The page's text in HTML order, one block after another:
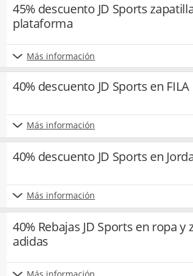
45% descuento JD Sports
plataforma
Más información
40% descuento JD Sports en FILA
Más información
40% descuento JD Sports en
Más información
40% Rebajas JD Sports en ropa y
adidas